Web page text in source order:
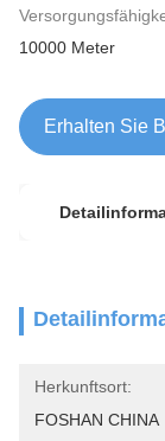
10000 Meter
Erhalten Sie
Herkunftsort:
FOSHAN CHINA